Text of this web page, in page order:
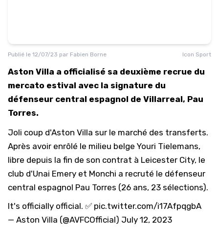
Publié le 12/07/23 par Fabien Borne Icon Sport
Aston Villa a officialisé sa deuxième recrue du
mercato estival avec la signature du
défenseur central espagnol de Villarreal, Pau
Torres.
Joli coup d'Aston Villa sur le marché des transferts.
Après avoir enrôlé le milieu belge Youri Tielemans,
libre depuis la fin de son contrat à Leicester City, le
club d'Unai Emery et Monchi a recruté le défenseur
central espagnol Pau Torres (26 ans, 23 sélections).
It's officially official. ✅ pic.twitter.com/i17AfpqgbA
— Aston Villa (@AVFCOfficial) July 12, 2023